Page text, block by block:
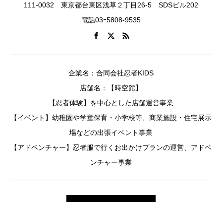
111-0032 東京都台東区浅草２丁目26-5 SDSビル202
電話03ｰ5808-9535
企業名：合同会社忍者KIDS
店舗名：【時空館】
【忍者体験】を中心とした店舗運営事業
【イベント】幼稚園や学童保育・小学校等、商業施設・住宅展示
場などの出張イベント事業
【アドベンチャー】忍者服で行くお出かけプランの運営、アドベ
ンチャー事業